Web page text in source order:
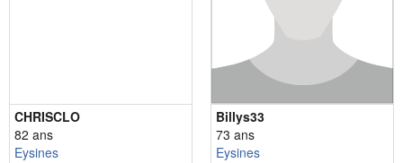
CHRISCLO
82 ans
Eysines
Billys33
73 ans
Eysines